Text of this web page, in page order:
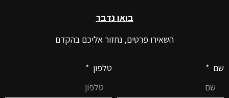
בואו נדבר
השאירו פרטים, נחזור אליכם בהקדם
שם טלפון